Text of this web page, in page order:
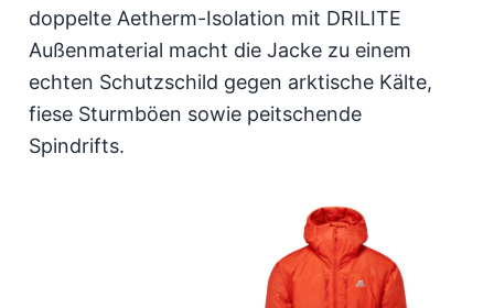
doppelte Aetherm-Isolation mit DRILITE
Außenmaterial macht die Jacke zu einem
echten Schutzschild gegen arktische Kälte,
fiese Sturmböen sowie peitschende
Spindrifts.